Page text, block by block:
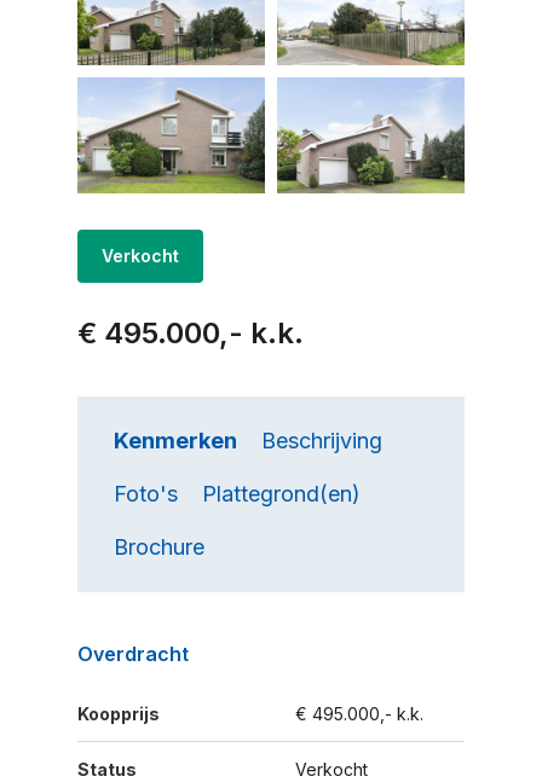
Verkocht
€ 495.000,- k.k.
Kenmerken Beschrijving
Foto's Plattegrond(en)
Brochure
Overdracht
Koopprijs € 495.000,- k.k.
Status Verkocht